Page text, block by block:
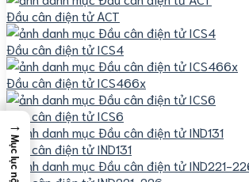
Đầu cân điện tử ACT
Đầu cân điện tử ICS4
Đầu cân điện tử ICS466x
Đầu cân điện tử ICS6
Đầu cân điện tử IND131
→